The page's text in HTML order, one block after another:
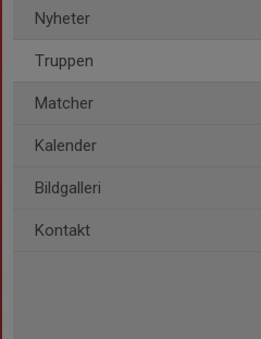
Nyheter
Truppen
Matcher
Kalender
Bildgalleri
Kontakt